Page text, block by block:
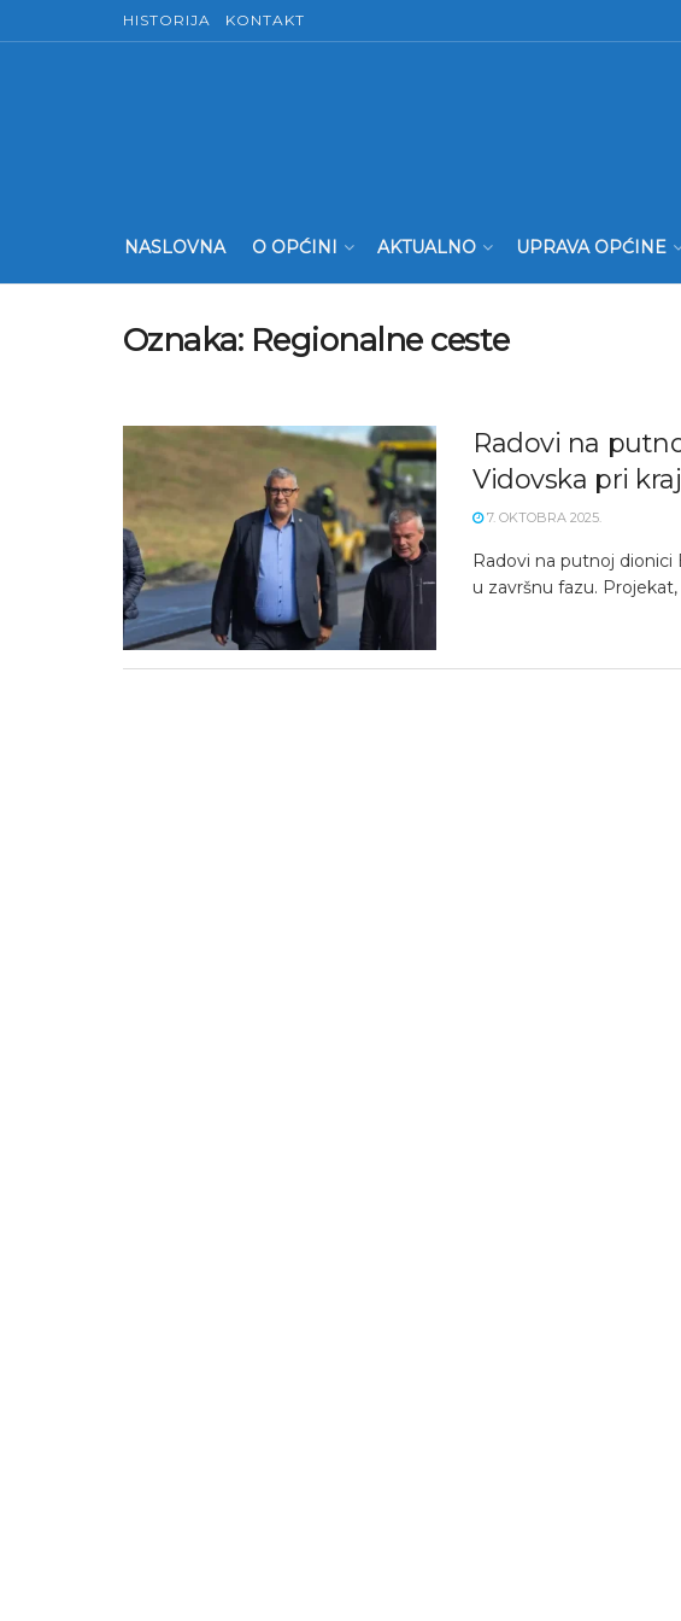
HISTORIJA KONTAKT
NASLOVNA O OPĆINI AKTUALNO UPRAVA OPĆINE
Oznaka: Regionalne ceste
Radovi na
Vidovska pri
7. OKTOBRA 2025.
Radovi na putnoj dionici
u završnu fazu.